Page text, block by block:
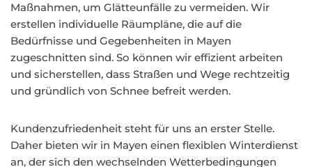
Maßnahmen, um Glätteunfälle zu vermeiden. Wir
erstellen individuelle Räumpläne, die auf die
Bedürfnisse und Gegebenheiten in Mayen
zugeschnitten sind. So können wir effizient arbeiten
und sicherstellen, dass Straßen und Wege rechtzeitig
und gründlich von Schnee befreit werden.
Kundenzufriedenheit steht für uns an erster Stelle.
Daher bieten wir in Mayen einen flexiblen Winterdienst
an, der sich den wechselnden Wetterbedingungen